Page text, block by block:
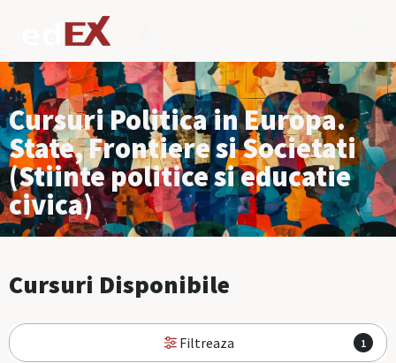
Cursuri Politica in Europa.
State, Frontiere si Societati
(Stiinte politice si educatie
civica)
Cursuri Disponibile
Filtreaza 1